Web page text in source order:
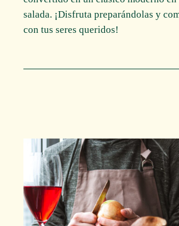
salada. ¡Disfruta preparándolas y
con tus seres queridos!